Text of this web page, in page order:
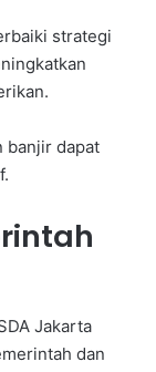
strategi
banjir dapat
Jakarta
dan